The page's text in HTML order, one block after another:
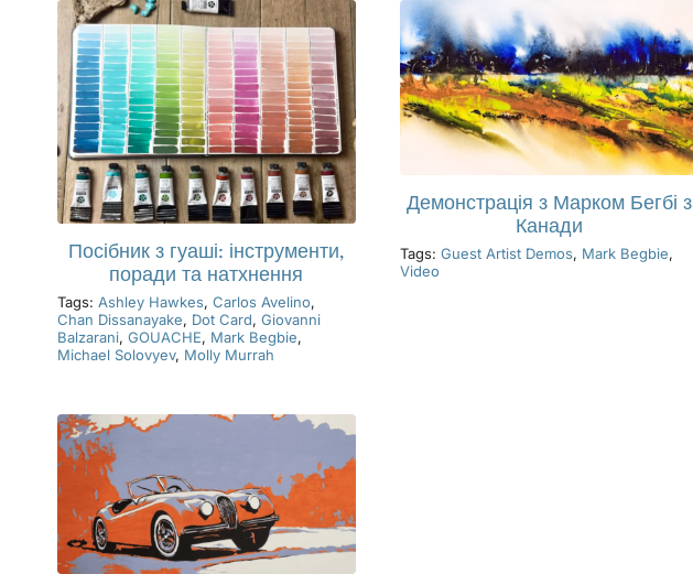
Посібник з гуаші: інструменти,
поради та натхнення
Tags: Ashley Hawkes, Carlos Avelino,
Chan Dissanayake, Dot Card, Giovanni
Balzarani, GOUACHE, Mark Begbie,
Michael Solovyev, Molly Murrah
Демонстрація з Марком Бегбі з
Канади
Tags: Guest Artist Demos, Mark Begbie,
Video